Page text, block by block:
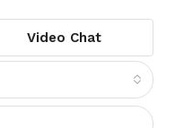
Video Chat